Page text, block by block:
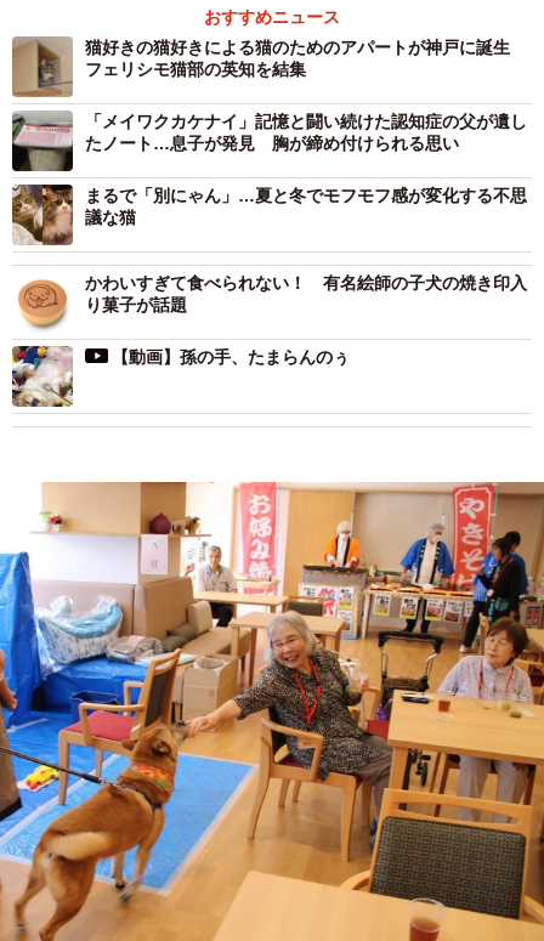
おすすめニュース
猫好きの猫好きによる猫のためのアパートが神戸に誕生
フェリシモ猫部の英知を結集
「メイワクカケナイ」記憶と闘い続けた認知症の父が遺し
たノート…息子が発見 胸が締め付けられる思い
まるで「別にゃん」…夏と冬でモフモフ感が変化する不思
議な猫
かわいすぎて食べられない！ 有名絵師の子犬の焼き印入
り菓子が話題
【動画】孫の手、たまらんのぅ